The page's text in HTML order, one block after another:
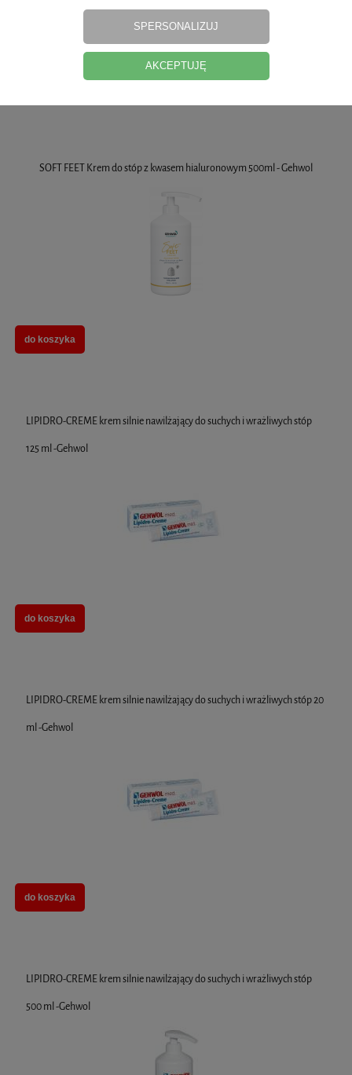
SOFT FEET Krem do stóp z kwasem hialuronowym 500ml - Gehwol
do koszyka
LIPIDRO-CREME krem silnie nawilżający do suchych i wrażliwych stóp
125 ml -Gehwol
do koszyka
LIPIDRO-CREME krem silnie nawilżający do suchych i wrażliwych stóp 20
ml -Gehwol
do koszyka
LIPIDRO-CREME krem silnie nawilżający do suchych i wrażliwych stóp
500 ml -Gehwol
SPERSONALIZUJ
AKCEPTUJĘ